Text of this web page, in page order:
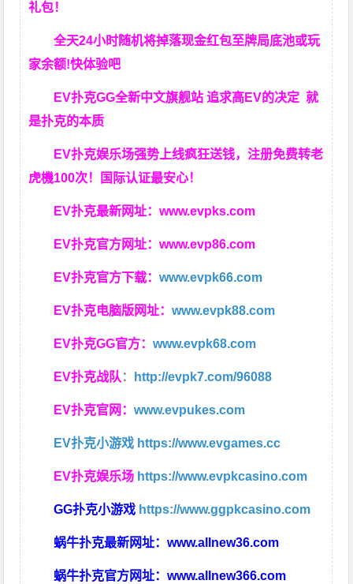
礼包！
全天24小时随机将掉落现金红包至牌局底池或玩
家余额!快体验吧
EV扑克GG全新中文旗舰站 追求高EV的决定就
是扑克的本质
EV扑克娱乐场强势上线疯狂送钱，注册免费转老
虎機100次！国际认证最安心！
EV扑克最新网址：www.evpks.com
EV扑克官方网址：www.evp86.com
EV扑克官方下载：www.evpk66.com
EV扑克电脑版网址：www.evpk88.com
EV扑克GG官方：www.evpk68.com
EV扑克战队 ： http://evpk7.com/96088
EV扑克官网：www.evpukes.com
EV扑克小游戏 https://www.evgames.cc
EV扑克娱乐场 https://www.evpkcasino.com
GG扑克小游戏 https://www.ggpkcasino.com
蜗牛扑克最新网址：www.allnew36.com
蜗牛扑克官方网址：www.allnew366.com